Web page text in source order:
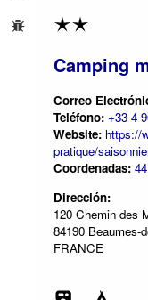
Camping
Correo
Teléfono: +33 4
Website: https://
pratique/
Coordenadas:
Dirección:
120 Chemin des
84190 Beaumes-
FRANCE